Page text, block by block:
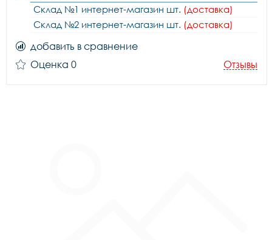
Склад №1 интернет-магазин шт. (доставка)
Склад №2 интернет-магазин шт. (доставка)
добавить в сравнение
Оценка 0
Отзывы